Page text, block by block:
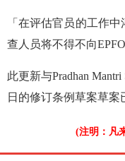
「在评估官员的工作
查人员将不得不向
此更新与Pradhan
日的修订条例草案草
(注明：凡